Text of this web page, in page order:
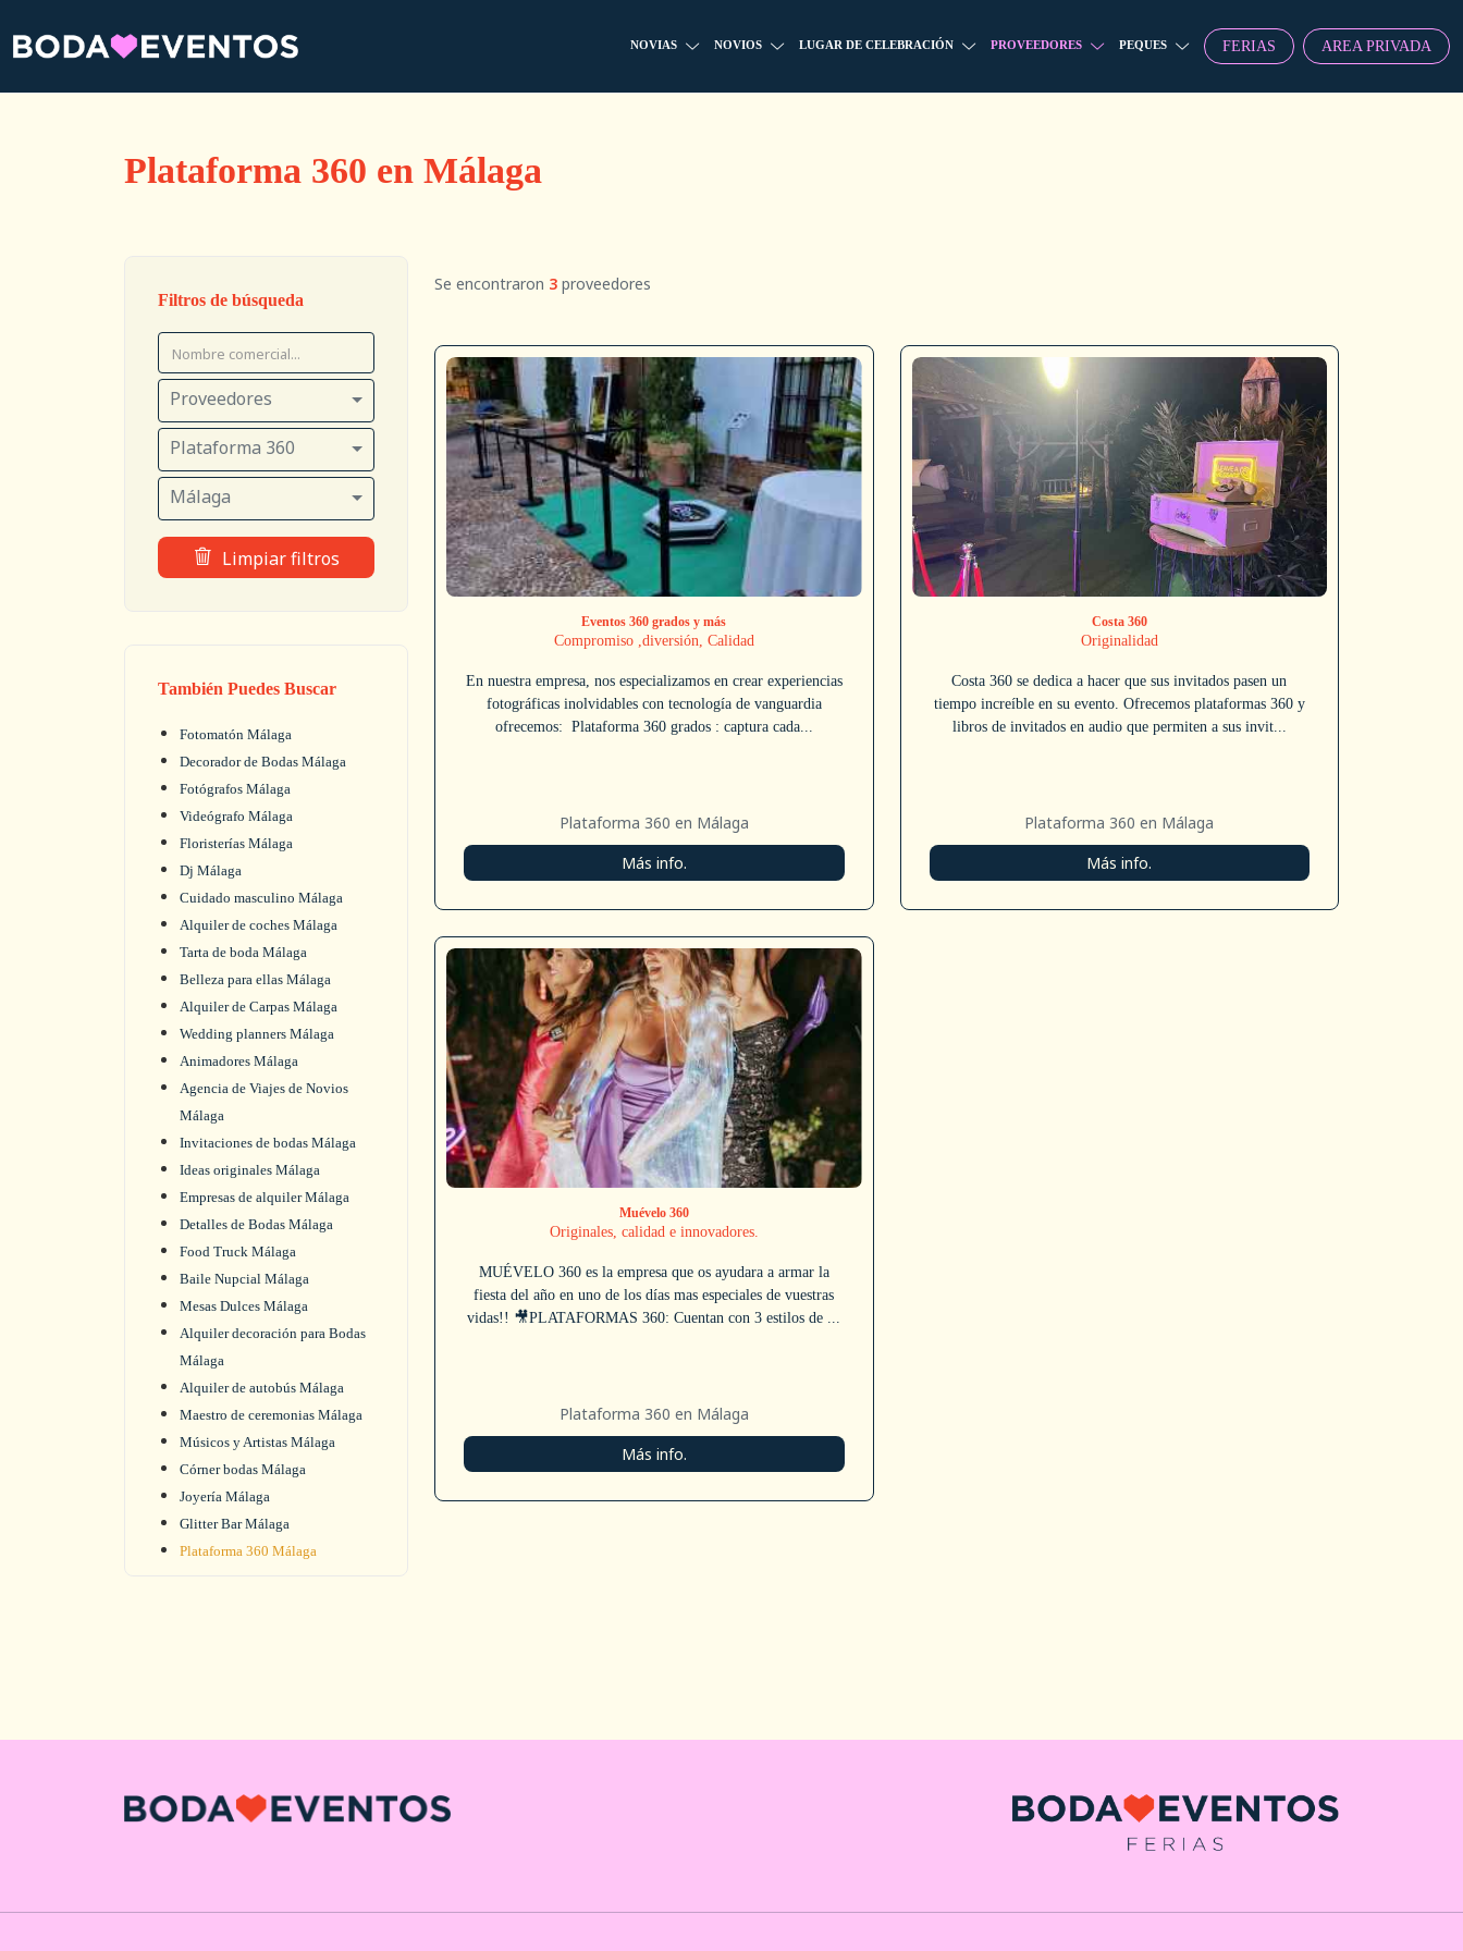
NOVIAS NOVIOS LUGAR DE CELEBRACIÓN PROVEEDORES PEQUES FERIAS AREA PRIVADA
Plataforma 360 en Málaga
Filtros de búsqueda
Proveedores
Plataforma 360
Málaga
Limpiar filtros
También Puedes Buscar
Fotomatón Málaga
Decorador de Bodas Málaga
Fotógrafos Málaga
Videógrafo Málaga
Floristerías Málaga
Dj Málaga
Cuidado masculino Málaga
Alquiler de coches Málaga
Tarta de boda Málaga
Belleza para ellas Málaga
Alquiler de Carpas Málaga
Wedding planners Málaga
Animadores Málaga
Agencia de Viajes de Novios
Málaga
Invitaciones de bodas Málaga
Ideas originales Málaga
Empresas de alquiler Málaga
Detalles de Bodas Málaga
Food Truck Málaga
Baile Nupcial Málaga
Mesas Dulces Málaga
Alquiler decoración para Bodas
Málaga
Alquiler de autobús Málaga
Maestro de ceremonias Málaga
Músicos y Artistas Málaga
Córner bodas Málaga
Joyería Málaga
Glitter Bar Málaga
Plataforma 360 Málaga
Se encontraron 3 proveedores
Eventos 360 grados y más
Compromiso ,diversión, Calidad
En nuestra empresa, nos especializamos en crear experiencias
fotográficas inolvidables con tecnología de vanguardia
ofrecemos: Plataforma 360 grados : captura cada...
Plataforma 360 en Málaga
Más info.
Costa 360
Originalidad
Costa 360 se dedica a hacer que sus invitados pasen un
tiempo increíble en su evento. Ofrecemos plataformas 360 y
libros de invitados en audio que permiten a sus invit...
Plataforma 360 en Málaga
Más info.
Muévelo 360
Originales, calidad e innovadores.
MUÉVELO 360 es la empresa que os ayudara a armar la
fiesta del año en uno de los días mas especiales de vuestras
vidas!! 🎥PLATAFORMAS 360: Cuentan con 3 estilos de ...
Plataforma 360 en Málaga
Más info.